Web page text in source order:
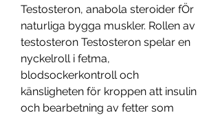
Testosteron, anabola steroider fÖr
naturliga bygga muskler. Rollen av
testosteron Testosteron spelar en
nyckelroll i fetma,
blodsockerkontroll och
känsligheten för kroppen att insulin
och bearbetning av fetter som